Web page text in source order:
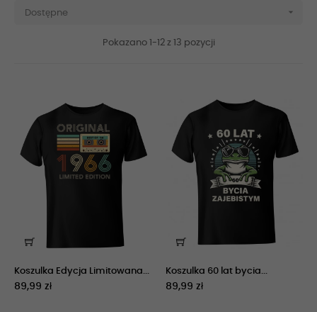
Dostępne 
Pokazano 1-12 z 13 pozycji
Koszulka Edycja Limitowana...
89,99 zł
Koszulka 60 lat bycia...
89,99 zł